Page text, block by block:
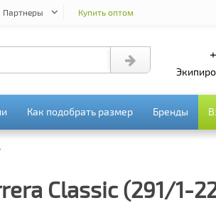
Партнеры Купить оптом
Как подобрать размер
Как подобрать размер Бренды
Бренды
Classic (291/1-